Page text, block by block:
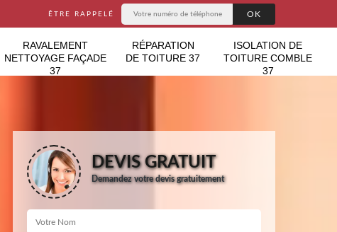
ÊTRE RAPPELÉ
RAVALEMENT
NETTOYAGE FAÇADE
37
RÉPARATION
DE TOITURE 37
ISOLATION DE
TOITURE COMBLE
37
DEVIS GRATUIT
Demandez votre devis gratuitement